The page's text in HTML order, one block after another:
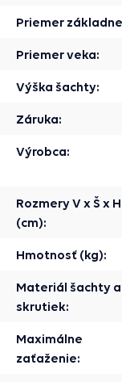
Priemer
Priemer veka:
Výška šachty:
Záruka:
Výrobca:
Rozmery V x Š x H
(cm):
Hmotnosť (kg):
Materiál šachty a
skrutiek:
Maximálne
zaťaženie: